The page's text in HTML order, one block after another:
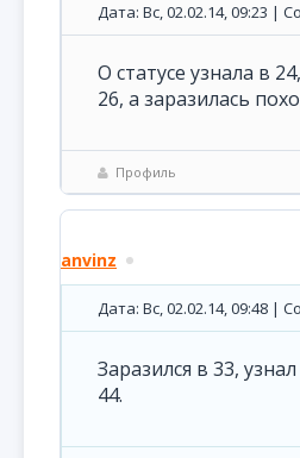
Дата: Вс, 02.02.14, 09:23 |
О статусе узнала в
26, а заразилась
Профиль
anvinz
Дата: Вс, 02.02.14, 09:48 |
Заразился в 33,
44.